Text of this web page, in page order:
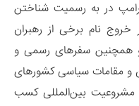
در به رسمیت شناختن
خروج نام برخی از رهبران
و همچنین سفرهای رسمی و
و مقامات سیاسی کشورهای
مشروعیت بین­‌المللی کسب